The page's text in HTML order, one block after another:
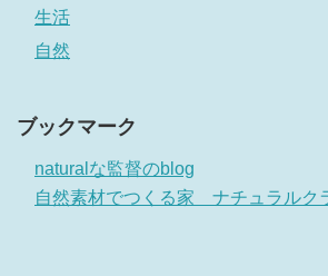
生活
自然
ブックマーク
naturalな監督のblog
自然素材でつくる家 ナチュラルク